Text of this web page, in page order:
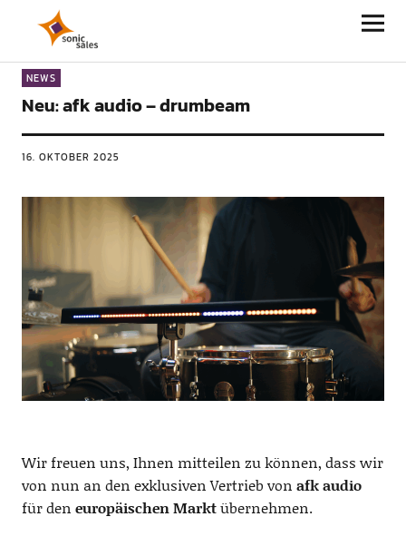
Sonic Sales
NEWS
Neu: afk audio – drumbeam
16. OKTOBER 2025
Wir freuen uns, Ihnen mitteilen zu können, dass wir
von nun an den exklusiven Vertrieb von afk audio
für den europäischen Marktübernehmen.